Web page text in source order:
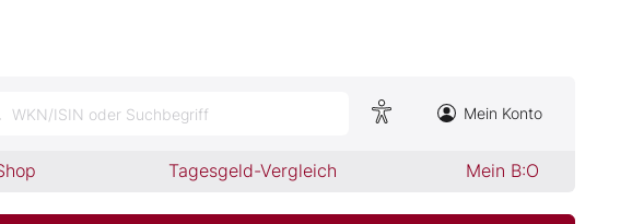
WKN/ISIN oder Suchbegriff Mein Konto
Tagesgeld-Vergleich Mein B:O